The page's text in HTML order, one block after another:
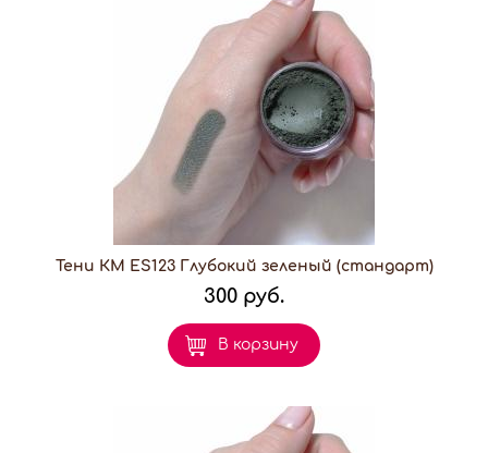
Тени КМ ES123 Глубокий зеленый (стандарт)
300 руб.
В корзину